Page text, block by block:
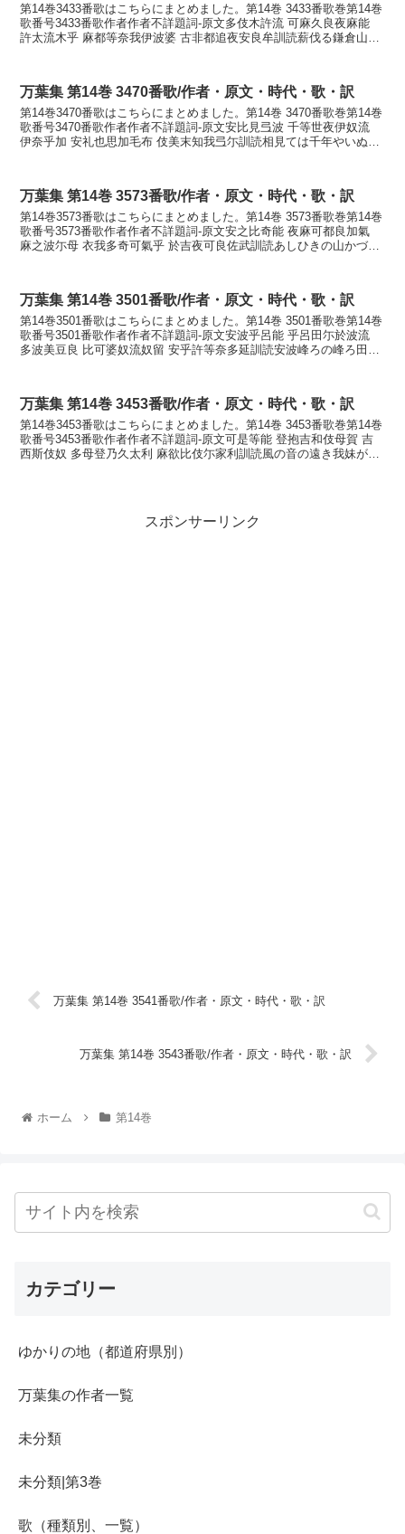
第14巻3433番歌はこちらにまとめました。第14巻 3433番歌巻第14巻
歌番号3433番歌作者作者不詳題詞-原文多伎木許流 可麻久良夜麻能
許太流木乎 麻都等奈我伊波婆 古非都追夜安良牟訓読薪伐る鎌倉山の
万葉集 第14巻 3470番歌/作者・原文・時代・歌・訳
第14巻3470番歌はこちらにまとめました。第14巻 3470番歌巻第14巻
歌番号3470番歌作者作者不詳題詞-原文安比見弖波 千等世夜伊奴流
伊奈乎加 安礼也思加毛布 伎美末知我弖尓訓読相見ては千年やいぬる
万葉集 第14巻 3573番歌/作者・原文・時代・歌・訳
第14巻3573番歌はこちらにまとめました。第14巻 3573番歌巻第14巻
歌番号3573番歌作者作者不詳題詞-原文安之比奇能 夜麻可都良加氣
麻之波尓母 衣我多奇可氣乎 於吉夜可良佐武訓読あしひきの山かづら
万葉集 第14巻 3501番歌/作者・原文・時代・歌・訳
第14巻3501番歌はこちらにまとめました。第14巻 3501番歌巻第14巻
歌番号3501番歌作者作者不詳題詞-原文安波乎呂能 乎呂田尓於波流
多波美豆良 比可婆奴流奴留 安乎許等奈多延訓読安波峰ろの峰ろ田に
万葉集 第14巻 3453番歌/作者・原文・時代・歌・訳
第14巻3453番歌はこちらにまとめました。第14巻 3453番歌巻第14巻
歌番号3453番歌作者作者不詳題詞-原文可是等能 登抱吉和伎母賀 吉
西斯伎奴 多母登乃久太利 麻欲比伎尓家利訓読風の音の遠き我妹が着
スポンサーリンク
万葉集 第14巻 3541番歌/作者・原文・時代・歌・訳
万葉集 第14巻 3543番歌/作者・原文・時代・歌・訳
ホーム 第14巻
カテゴリー
ゆかりの地（都道府県別）
万葉集の作者一覧
未分類
未分類|第3巻
歌（種類別、一覧）